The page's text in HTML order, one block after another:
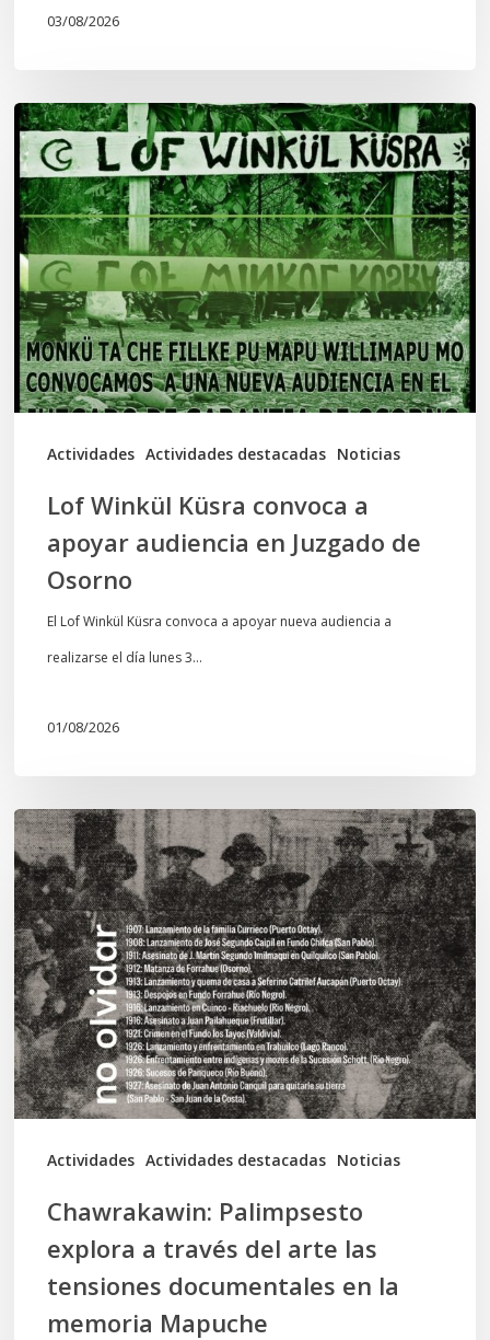
03/08/2026
Actividades Actividades destacadas Noticias
Lof
Winkül
Küsra
convoca
a
apoyar
audiencia
en
Juzgado
Lof Winkül Küsra convoca a
apoyar audiencia en Juzgado de
Osorno
El Lof Winkül Küsra convoca a apoyar nueva audiencia a
realizarse el día lunes 3…
01/08/2026
Actividades Actividades destacadas Noticias
Chawrakawin:
Palimpsesto
explora
a
través
del
arte
las
tensiones
documentales
memoria
Mapuche
Chawrakawin: Palimpsesto
explora a través del arte las
tensiones documentales en la
memoria Mapuche